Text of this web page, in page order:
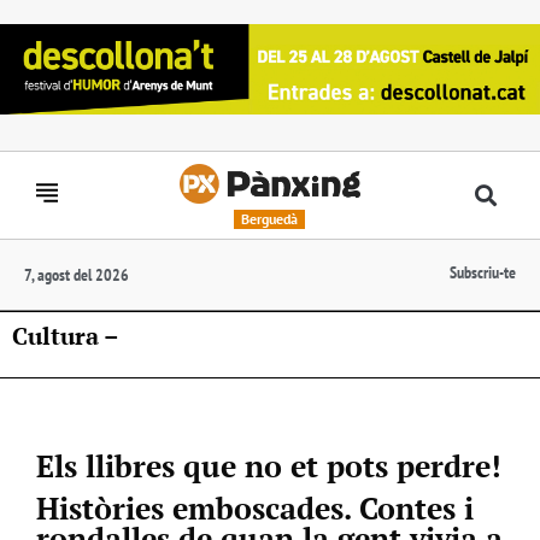
Berguedà
7, agost del 2026 Subscriu-te
Cultura –
Els llibres que no et pots perdre!
Històries emboscades. Contes i